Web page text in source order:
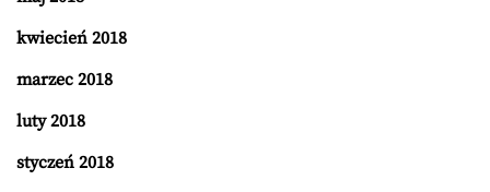
kwiecień 2018
marzec 2018
luty 2018
styczeń 2018